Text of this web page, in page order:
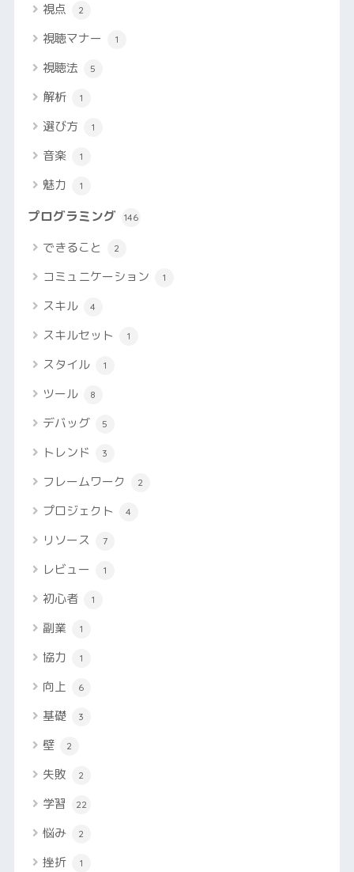
視点 2
視聴マナー 1
視聴法 5
解析 1
選び方 1
音楽 1
魅力 1
プログラミング 146
できること 2
コミュニケーション 1
スキル 4
スキルセット 1
スタイル 1
ツール 8
デバッグ 5
トレンド 3
フレームワーク 2
プロジェクト 4
リソース 7
レビュー 1
初心者 1
副業 1
協力 1
向上 6
基礎 3
壁 2
失敗 2
学習 22
悩み 2
挫折 1